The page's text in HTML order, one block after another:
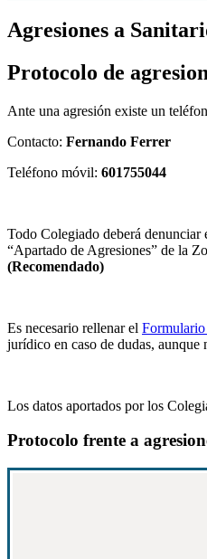
Agresiones a
Protocolo de
Ante una agresión existe un
Contacto: Fernando Ferrer
Teléfono móvil: 601755044
Todo Colegiado deberá
“Apartado de Agresiones” de la
(Recomendado)
Es necesario rellenar el
jurídico en caso de dudas, aunque
Los datos aportados por los
Protocolo frente a